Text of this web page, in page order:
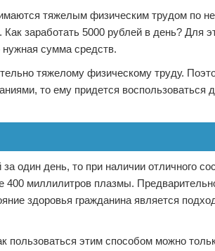
тяжелым физическим трудом по
заработать 5000 рублей в день? Для
нужная сумма средств.
тяжелому физическому труду.
то ему придется воспользоваться
один день, то при наличии отличного
400 миллилитров плазмы.
здоровья гражданина является
пользоваться этим способом можно